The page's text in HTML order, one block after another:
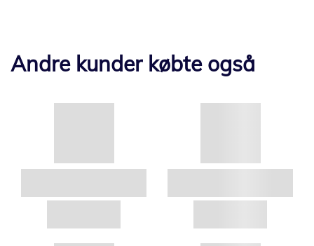
Andre kunder købte også